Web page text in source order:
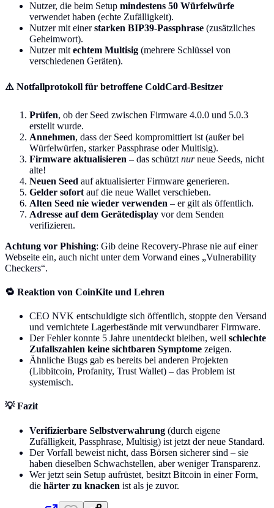
Nutzer, die beim Setup mindestens 50 Würfelwürfe
verwendet haben (echte Zufälligkeit).
Nutzer mit einerstarken BIP39-Passphrase (zusätzliches
Geheimwort).
Nutzer mit echtem Multisig (mehrere Schlüssel von
verschiedenen Geräten).
⚠️ Notfallprotokoll für betroffene ColdCard-Besitzer
Prüfen, ob der Seed zwischen Firmware 4.0.0 und 5.0.3
erstellt wurde.
Annehmen, dass der Seed kompromittiert ist (außer bei
Würfelwürfen, starker Passphrase oder Multisig).
Firmware aktualisieren – das schützt nurneue Seeds, nicht
alte!
Neuen Seed auf aktualisierter Firmware generieren.
Gelder sofort auf die neue Wallet verschieben.
Alten Seed nie wieder verwenden – er gilt als öffentlich.
Adresse auf dem Gerätedisplay vor dem Senden
verifizieren.
Achtung vor Phishing: Gib deine Recovery-Phrase nie auf einer
Webseite ein, auch nicht unter dem Vorwand eines „Vulnerability
Checkers“.
🔁 Reaktion von CoinKite und Lehren
CEO NVK entschuldigte sich öffentlich, stoppte den Versand
und vernichtete Lagerbestände mit verwundbarer Firmware.
Der Fehler konnte 5 Jahre unentdeckt bleiben, weil schlechte
Zufallszahlen keine sichtbaren Symptome zeigen.
Ähnliche Bugs gab es bereits bei anderen Projekten
(Libbitcoin, Profanity, Trust Wallet) – das Problem ist
systemisch.
💡 Fazit
Verifizierbare Selbstverwahrung (durch eigene
Zufälligkeit, Passphrase, Multisig) ist jetzt der neue Standard.
Der Vorfall beweist nicht, dass Börsen sicherer sind – sie
haben dieselben Schwachstellen, aber weniger Transparenz.
Wer jetzt sein Setup aufrüstet, besitzt Bitcoin in einer Form,
die härter zu knacken ist als je zuvor.